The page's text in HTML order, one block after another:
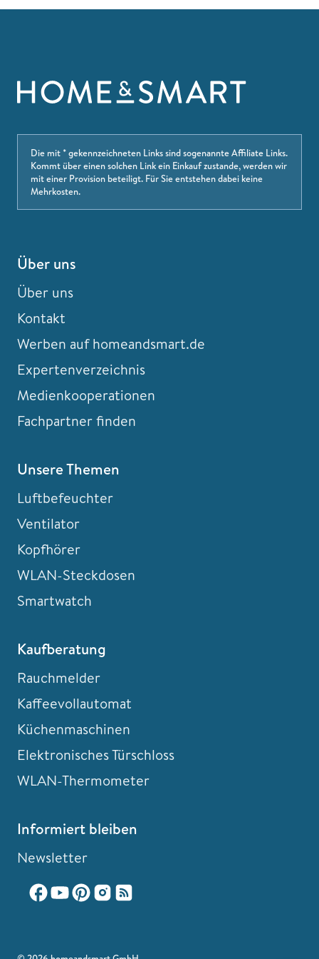
Die mit * gekennzeichneten Links sind sogenannte Affiliate Links.
Kommt über einen solchen Link ein Einkauf zustande, werden wir
mit einer Provision beteiligt. Für Sie entstehen dabei keine
Mehrkosten.
Über uns
Über uns
Kontakt
Werben auf homeandsmart.de
Expertenverzeichnis
Medienkooperationen
Fachpartner finden
Unsere Themen
Luftbefeuchter
Ventilator
Kopfhörer
WLAN-Steckdosen
Smartwatch
Kaufberatung
Rauchmelder
Kaffeevollautomat
Küchenmaschinen
Elektronisches Türschloss
WLAN-Thermometer
Informiert bleiben
Newsletter